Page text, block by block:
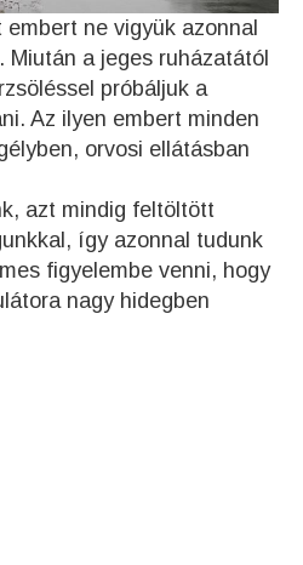
ne vigyük azonnal
a jeges ruházatától
próbáljuk a
Az ilyen embert minden
orvosi ellátásban
azt mindig feltöltött
így azonnal tudunk
figyelembe venni, hogy
nagy hidegben